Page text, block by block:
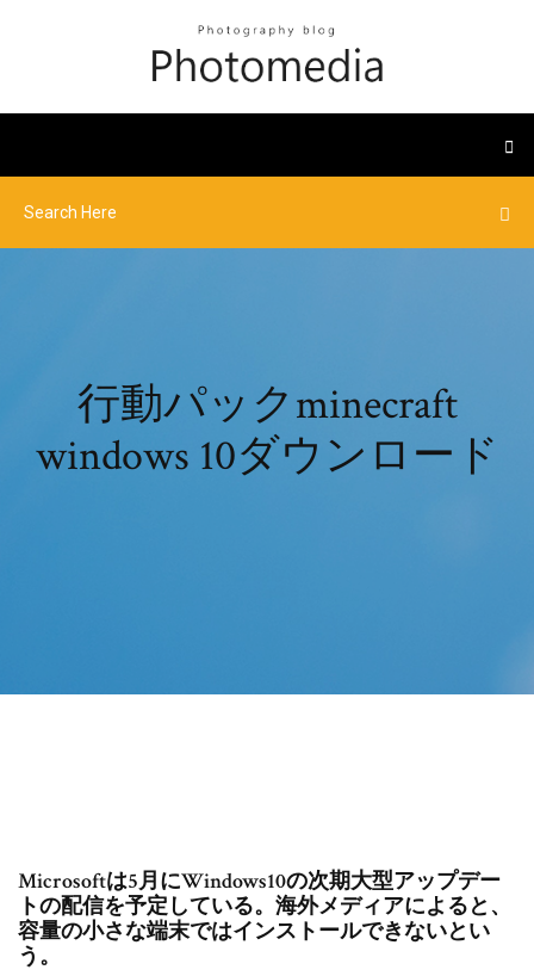
行動パックminecraft
windows 10ダウンロード
Microsoftは5月にWindows10の次期大型アップデー
トの配信を予定している。海外メディアによると、
容量の小さな端末ではインストールできないとい
う。